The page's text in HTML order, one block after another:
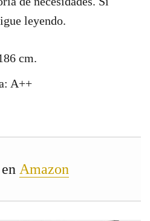
leyendo.
cm.
A++
Amazon